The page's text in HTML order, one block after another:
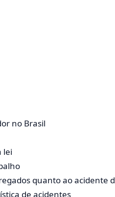
no Brasil
lei
quanto ao acidente
de acidentes